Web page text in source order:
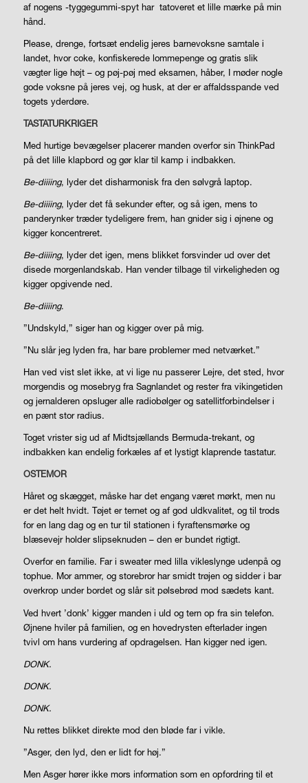
af nogens -tyggegummi-spyt har tatoveret et lille mærke på min
hånd.
Please, drenge, fortsæt endelig jeres barnevoksne samtale i
landet, hvor coke, konfiskerede lommepenge og gratis slik
vægter lige højt – og pøj-pøj med eksamen, håber, I møder nogle
gode voksne på jeres vej, og husk, at der er affaldsspande ved
togets yderdøre.
TASTATURKRIGER
Med hurtige bevægelser placerer manden overfor sin ThinkPad
på det lille klapbord og gør klar til kamp i indbakken.
Be-diiiing, lyder det disharmonisk fra den sølvgrå laptop.
Be-diiiing, lyder det få sekunder efter, og så igen, mens to
panderynker træder tydeligere frem, han gnider sig i øjnene og
kigger koncentreret.
Be-diiiing, lyder det igen, mens blikket forsvinder ud over det
disede morgenlandskab. Han vender tilbage til virkeligheden og
kigger opgivende ned.
Be-diiiing.
”Undskyld,” siger han og kigger over på mig.
”Nu slår jeg lyden fra, har bare problemer med netværket.”
Han ved vist slet ikke, at vi lige nu passerer Lejre, det sted, hvor
morgendis og mosebryg fra Sagnlandet og rester fra vikingetiden
og jernalderen opsluger alle radiobølger og satellitforbindelser i
en pænt stor radius.
Toget vrister sig ud af Midtsjællands Bermuda-trekant, og
indbakken kan endelig forkæles af et lystigt klaprende tastatur.
OSTEMOR
Håret og skægget, måske har det engang været mørkt, men nu
er det helt hvidt. Tøjet er ternet og af god uldkvalitet, og til trods
for en lang dag og en tur til stationen i fyraftensmørke og
blæsevejr holder slipseknuden – den er bundet rigtigt.
Overfor en familie. Far i sweater med lilla vikleslynge udenpå og
tophue. Mor ammer, og storebror har smidt trøjen og sidder i bar
overkrop under bordet og slår sit pølsebrød mod sædets kant.
Ved hvert ’donk’ kigger manden i uld og tern op fra sin telefon.
Øjnene hviler på familien, og en hovedrysten efterlader ingen
tvivl om hans vurdering af opdragelsen. Han kigger ned igen.
DONK.
DONK.
DONK.
Nu rettes blikket direkte mod den bløde far i vikle.
”Asger, den lyd, den er lidt for høj.”
Men Asger hører ikke mors information som en opfordring til et